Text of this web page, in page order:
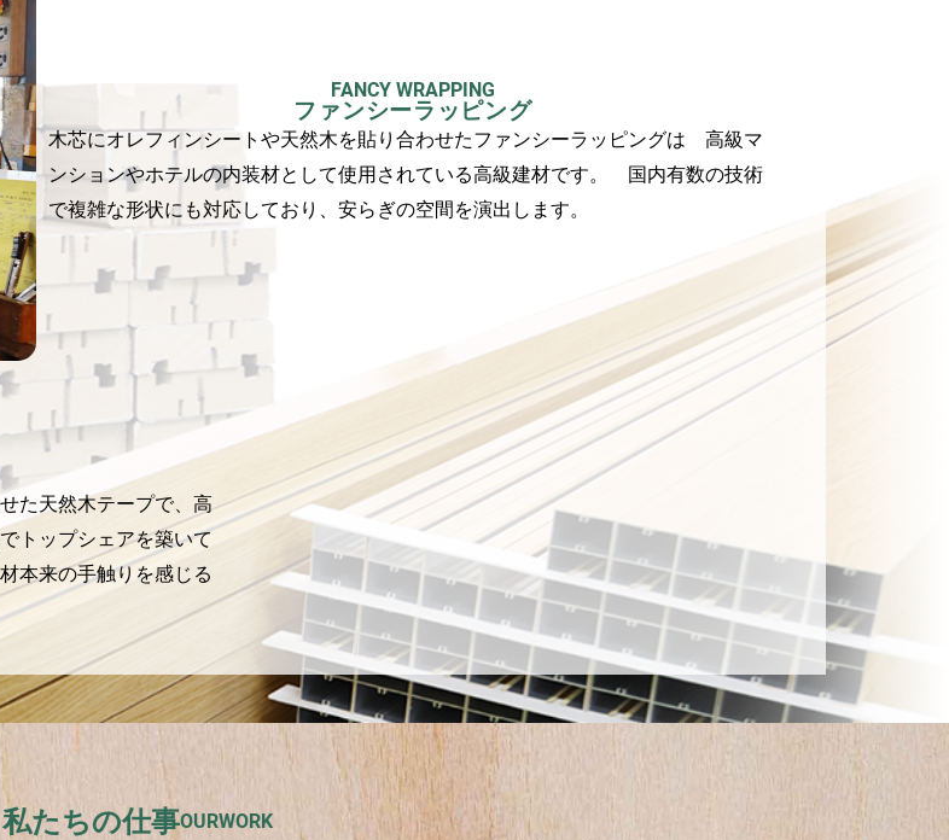
FANCY WRAPPING
ファンシーラッピング
木芯にオレフィンシートや天然木を貼り合わせたファンシーラッピングは 高級マ
ンションやホテルの内装材として使用されている高級建材です。 国内有数の技術
で複雑な形状にも対応しており、安らぎの空間を演出します。
た天然木テープで、高
トップシェアを築いて
本来の手触りを感じる
私たちの仕事OURWORK